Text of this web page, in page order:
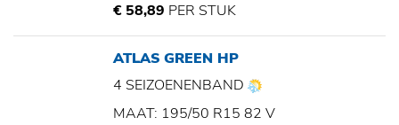
€ 58,89 PER STUK
ATLAS GREEN HP
4 SEIZOENENBAND
MAAT: 195/50 R15 82 V